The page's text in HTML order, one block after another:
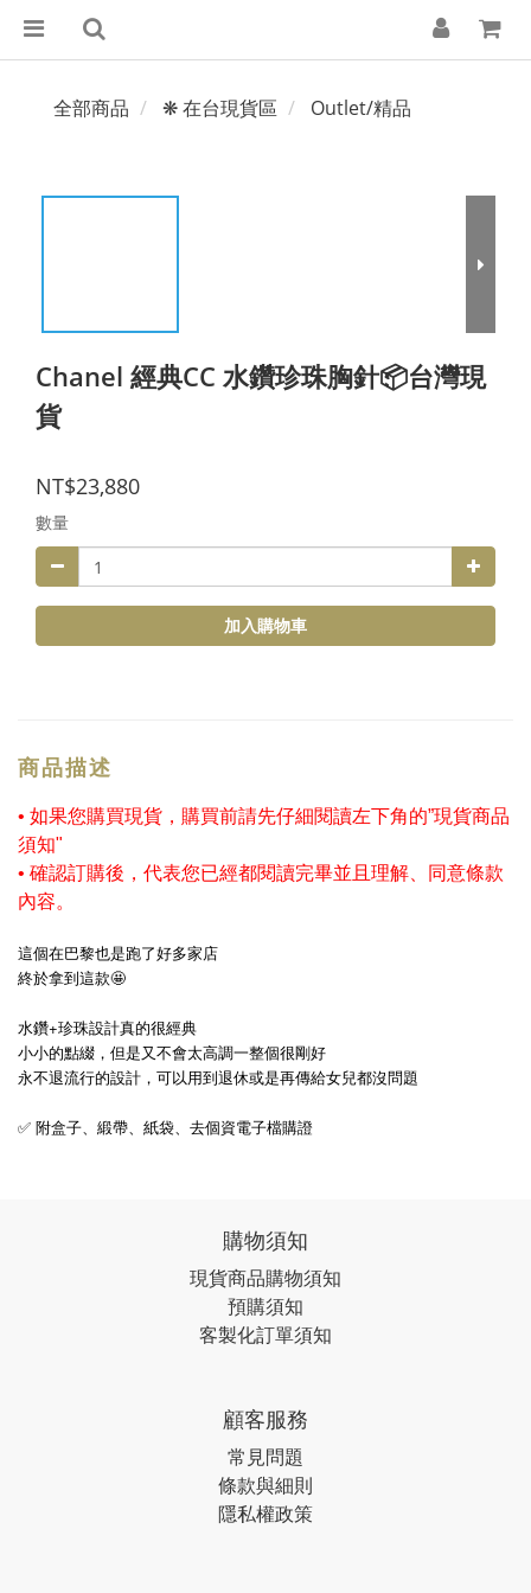
全部商品 ❋ 在台現貨區 Outlet/精品
Chanel 經典CC 水鑽珍珠胸針📦台灣現
貨
NT$23,880
數量
加入購物車
商品描述
• 如果您購買現貨，購買前請先仔細閱讀左下角的”現貨商品
須知"
• 確認訂購後，代表您已經都閱讀完畢並且理解、同意條款
內容。
這個在巴黎也是跑了好多家店
終於拿到這款🤩
水鑽+珍珠設計真的很經典
小小的點綴，但是又不會太高調一整個很剛好
永不退流行的設計，可以用到退休或是再傳給女兒都沒問題
✅ 附盒子、緞帶、紙袋、去個資電子檔購證
購物須知
現貨商品購物須知
預購須知
客製化訂單須知
顧客服務
常見問題
條款與細則
隱私權政策